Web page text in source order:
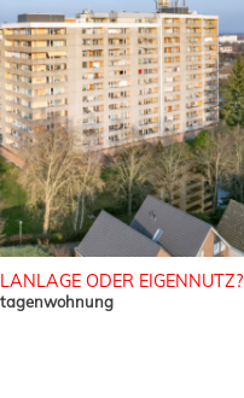
ODER EIGENNUTZ?